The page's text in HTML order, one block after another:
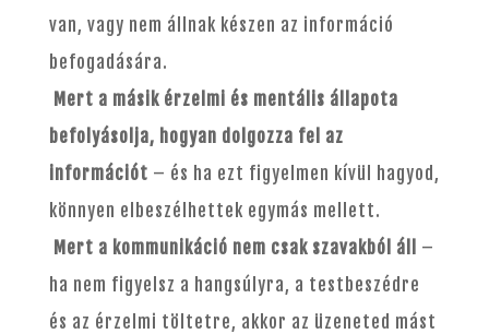
van, vagy nem állnak készen az információ
befogadására.
Mert a másik érzelmi és mentális állapota
befolyásolja, hogyan dolgozza fel az
információt – és ha ezt figyelmen kívül hagyod,
könnyen elbeszélhettek egymás mellett.
Mert a kommunikáció nem csak szavakból áll
–
ha nem figyelsz a hangsúlyra, a testbeszédre
és az érzelmi töltetre, akkor az üzeneted mást